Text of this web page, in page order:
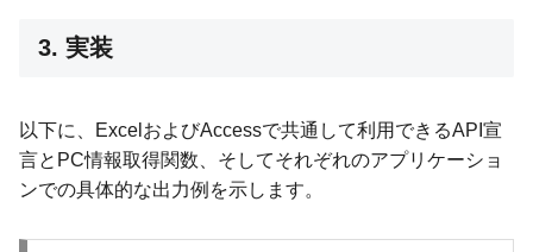
3. 実装
以下に、ExcelおよびAccessで共通して利用できるAPI宣
言とPC情報取得関数、そしてそれぞれのアプリケーショ
ンでの具体的な出力例を示します。